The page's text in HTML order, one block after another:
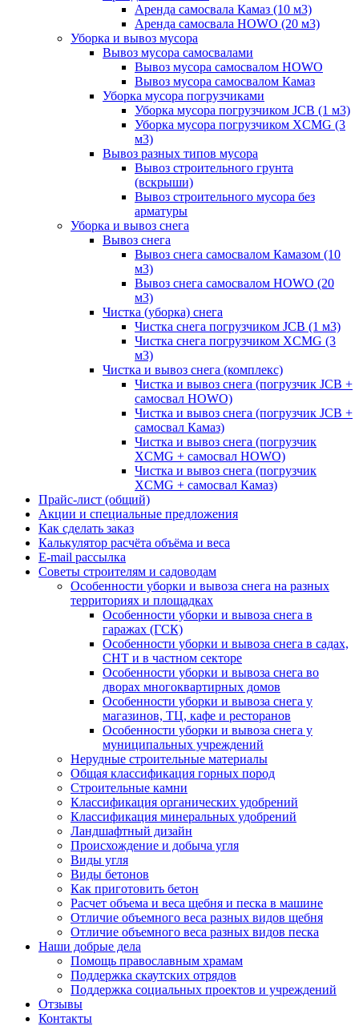
Аренда самосвала Камаз (10 м3)
Аренда самосвала HOWO (20 м3)
Уборка и вывоз мусора
Вывоз мусора самосвалами
Вывоз мусора самосвалом HOWO
Вывоз мусора самосвалом Камаз
Уборка мусора погрузчиками
Уборка мусора погрузчиком JCB (1 м3)
Уборка мусора погрузчиком XCMG (3
м3)
Вывоз разных типов мусора
Вывоз строительного грунта
(вскрыши)
Вывоз строительного мусора без
арматуры
Уборка и вывоз снега
Вывоз снега
Вывоз снега самосвалом Камазом (10
м3)
Вывоз снега самосвалом HOWO (20
м3)
Чистка (уборка) снега
Чистка снега погрузчиком JCB (1 м3)
Чистка снега погрузчиком XCMG (3
м3)
Чистка и вывоз снега (комплекс)
Чистка и вывоз снега (погрузчик JCB +
самосвал HOWO)
Чистка и вывоз снега (погрузчик JCB +
самосвал Камаз)
Чистка и вывоз снега (погрузчик
XCMG + самосвал HOWO)
Чистка и вывоз снега (погрузчик
XCMG + самосвал Камаз)
Прайс-лист (общий)
Акции и специальные предложения
Как сделать заказ
Калькулятор расчёта объёма и веса
E-mail рассылка
Советы строителям и садоводам
Особенности уборки и вывоза снега на разных
территориях и площадках
Особенности уборки и вывоза снега в
гаражах (ГСК)
Особенности уборки и вывоза снега в садах,
СНТ и в частном секторе
Особенности уборки и вывоза снега во
дворах многоквартирных домов
Особенности уборки и вывоза снега у
магазинов, ТЦ, кафе и ресторанов
Особенности уборки и вывоза снега у
муниципальных учреждений
Нерудные строительные материалы
Общая классификация горных пород
Строительные камни
Классификация органических удобрений
Классификация минеральных удобрений
Ландшафтный дизайн
Происхождение и добыча угля
Виды угля
Виды бетонов
Как приготовить бетон
Расчет объема и веса щебня и песка в машине
Отличие объемного веса разных видов щебня
Отличие объемного веса разных видов песка
Наши добрые дела
Помощь православным храмам
Поддержка скаутских отрядов
Поддержка социальных проектов и учреждений
Отзывы
Контакты